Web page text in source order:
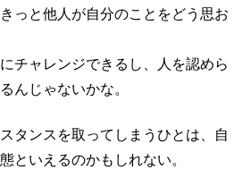
っと他人が自分のことをどう思お
チャレンジできるし、人を認めら
んじゃないかな。
タンスを取ってしまうひとは、自
といえるのかもしれない。